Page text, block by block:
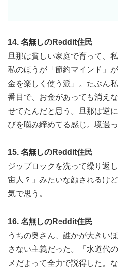
14. 名無しのReddit住民
旦那は貧しい家庭で育って、
私のほうが「節約マインド」
金を楽しく使う派」。たぶん
番目で、お金があっても消え
せてたんだと思う。旦那は逆
びを噛み締めてる感じ。境遇
15. 名無しのReddit住民
ジップロックを洗って繰り返
宙人？」みたいな顔されるけ
気で思う。
16. 名無しのReddit住民
うちの奥さん、誰かが大きい
さない主義だった。「水道代
メだよって全力で説得した。